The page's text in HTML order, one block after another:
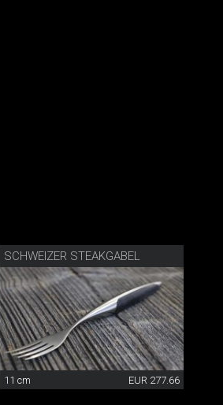
SCHWEIZER STEAKGABEL
11 cm EUR 277.66